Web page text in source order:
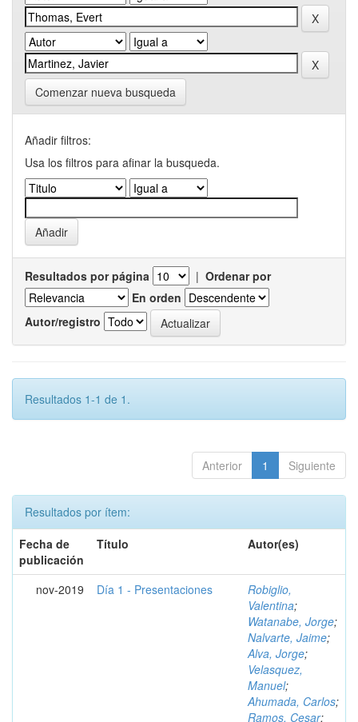
Comenzar nueva busqueda
Añadir filtros:
Usa los filtros para afinar la busqueda.
Resultados por página | Ordenar por
En orden
Autor/registro
Resultados 1-1 de 1.
Anterior 1 Siguiente
Resultados por ítem:
Fecha de
publicación
Título Autor(es)
nov-2019 Día 1 - Presentaciones
Robiglio,
Valentina;
Watanabe, Jorge;
Nalvarte, Jaime;
Alva, Jorge;
Velasquez,
Manuel;
Ahumada, Carlos;
Ramos, Cesar;